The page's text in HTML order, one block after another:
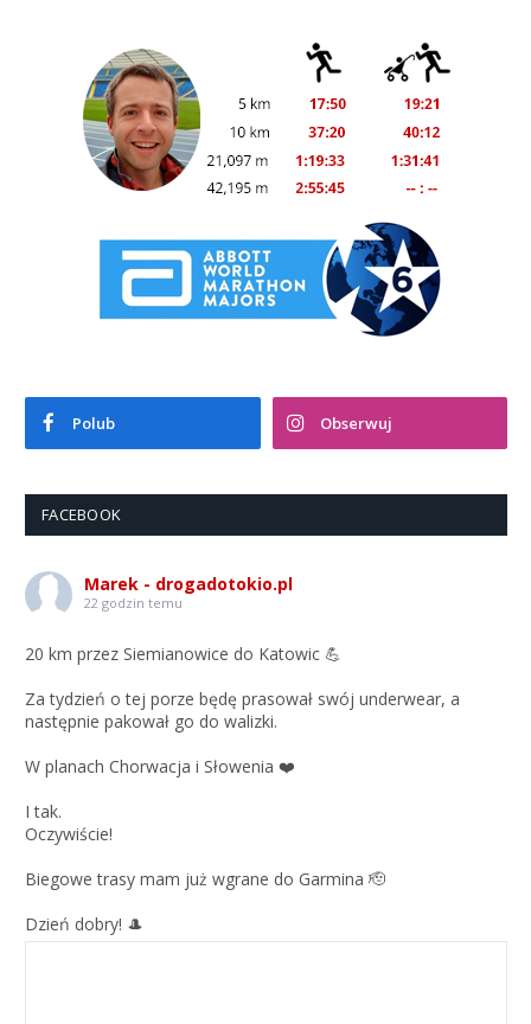
Polub Obserwuj
FACEBOOK
Marek - drogadotokio.pl
22 godzin temu
20 km przez Siemianowice do Katowic 💪
Za tydzień o tej porze będę prasował swój underwear, a
następnie pakował go do walizki.
W planach Chorwacja i Słowenia ❤️
I tak.
Oczywiście!
Biegowe trasy mam już wgrane do Garmina 🫡
Dzień dobry! 🎩